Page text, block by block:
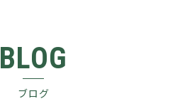
植物図鑑
会社概要
BLOG
ブログ